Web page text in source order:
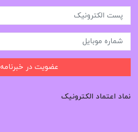
عضویت در خبرنامه
نماد اعتماد الکترونیک